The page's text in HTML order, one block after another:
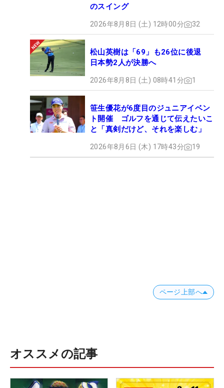
のスイング
2026年8月8日 (土) 12時00分 32
松山英樹は「69」も26位に後退
日本勢2人が決勝へ
2026年8月8日 (土) 08時41分 1
笹生優花が6度目のジュニアイベン
ト開催 ゴルフを通じて伝えたいこ
と「真剣だけど、それを楽しむ」
2026年8月6日 (木) 17時43分 19
ページ上部へ
オススメの記事